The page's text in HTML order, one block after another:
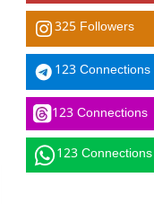
325 Followers
123 Connections
123 Connections
123 Connections